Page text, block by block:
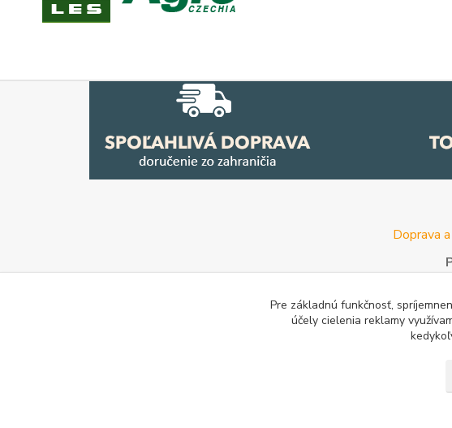
Doprava
Tel:
Pre základnú funkčnosť,
účely cielenia reklamy